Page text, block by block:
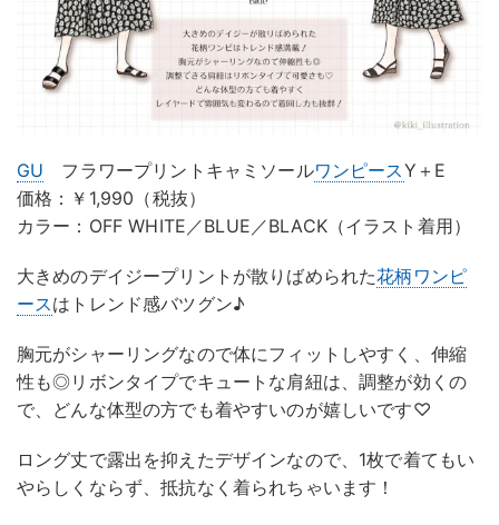
GU フラワープリントキャミソールワンピースY＋E
価格：￥1,990（税抜）
カラー：OFF WHITE／BLUE／BLACK（イラスト着用）
大きめのデイジープリントが散りばめられた花柄ワンピ
ースはトレンド感バツグン♪
胸元がシャーリングなので体にフィットしやすく、伸縮
性も◎リボンタイプでキュートな肩紐は、調整が効くの
で、どんな体型の方でも着やすいのが嬉しいです♡
ロング丈で露出を抑えたデザインなので、1枚で着てもい
やらしくならず、抵抗なく着られちゃいます！